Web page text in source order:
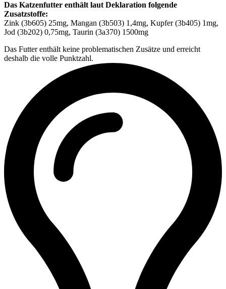
Das Katzenfutter enthält laut Deklaration folgende
Zusatzstoffe:
Zink (3b605) 25mg, Mangan (3b503) 1,4mg, Kupfer (3b405) 1mg,
Jod (3b202) 0,75mg, Taurin (3a370) 1500mg
Das Futter enthält keine problematischen Zusätze und erreicht
deshalb die volle Punktzahl.